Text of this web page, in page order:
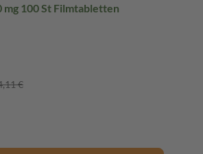
mg 100 St Filmtabletten
€